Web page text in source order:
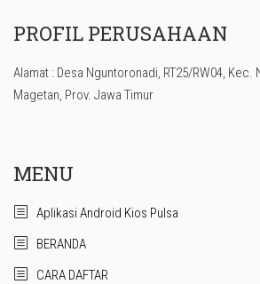
PROFIL PERUSAHAAN
Alamat : Desa Nguntoronadi, RT25/RW04, Kec.
Magetan, Prov. Jawa Timur
MENU
Aplikasi Android Kios Pulsa
BERANDA
CARA DAFTAR